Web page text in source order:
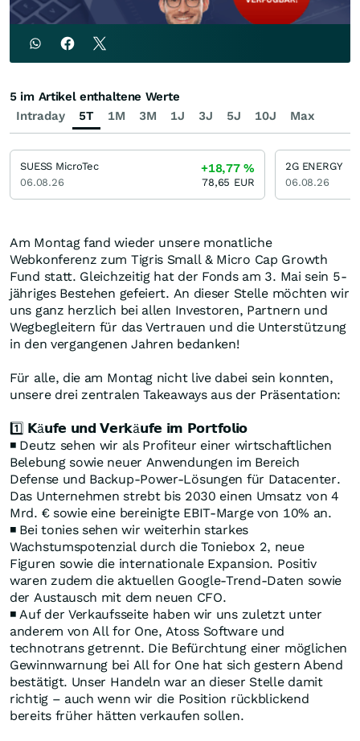
Am Montag fand wieder unsere monatliche
Webkonferenz zum Tigris Small & Micro Cap Growth
Fund statt. Gleichzeitig hat der Fonds am 3. Mai sein 5-
jähriges Bestehen gefeiert. An dieser Stelle möchten wir
uns ganz herzlich bei allen Investoren, Partnern und
Wegbegleitern für das Vertrauen und die Unterstützung
in den vergangenen Jahren bedanken!
Für alle, die am Montag nicht live dabei sein konnten,
unsere drei zentralen Takeaways aus der Präsentation:
1️⃣ 𝗞ä𝘂𝗳𝗲 𝘂𝗻𝗱 𝗩𝗲𝗿𝗸ä𝘂𝗳𝗲 𝗶𝗺 𝗣𝗼𝗿𝘁𝗳𝗼𝗹𝗶𝗼
◾ Deutz sehen wir als Profiteur einer wirtschaftlichen
Belebung sowie neuer Anwendungen im Bereich
Defense und Backup-Power-Lösungen für Datacenter.
Das Unternehmen strebt bis 2030 einen Umsatz von 4
Mrd. € sowie eine bereinigte EBIT-Marge von 10% an.
◾ Bei tonies sehen wir weiterhin starkes
Wachstumspotenzial durch die Toniebox 2, neue
Figuren sowie die internationale Expansion. Positiv
waren zudem die aktuellen Google-Trend-Daten sowie
der Austausch mit dem neuen CFO.
◾ Auf der Verkaufsseite haben wir uns zuletzt unter
anderem von All for One, Atoss Software und
technotrans getrennt. Die Befürchtung einer möglichen
Gewinnwarnung bei All for One hat sich gestern Abend
bestätigt. Unser Handeln war an dieser Stelle damit
richtig – auch wenn wir die Position rückblickend
bereits früher hätten verkaufen sollen.
Intraday 5T 1M 3M 1J 3J 5J 10J Max
5 im Artikel enthaltene Werte
SUESS MicroTec
06.08.26
+18,77%
78,65 EUR
2G ENERGY
06.08.26